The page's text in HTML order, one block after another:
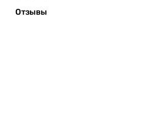
Отзывы